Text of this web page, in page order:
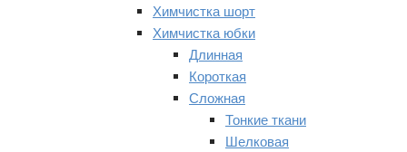
Химчистка шорт
Химчистка юбки
Длинная
Короткая
Сложная
Тонкие ткани
Шелковая